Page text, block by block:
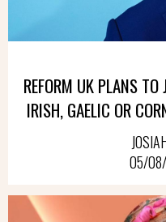
REFORM UK PLANS
IRISH, GAELIC OR
05/